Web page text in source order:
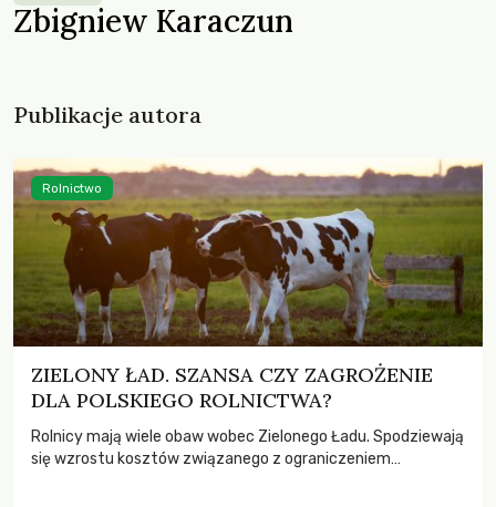
Zbigniew Karaczun
Publikacje autora
ZIELONY ŁAD. SZANSA CZY ZAGROŻENIE
DLA POLSKIEGO ROLNICTWA?
Rolnicy mają wiele obaw wobec Zielonego Ładu. Spodziewają
się wzrostu kosztów związanego z ograniczeniem
Rolnictwo